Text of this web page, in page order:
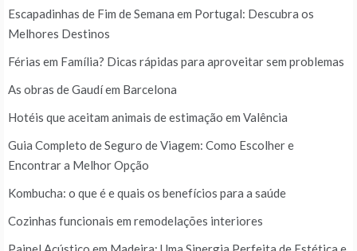
Escapadinhas de Fim de Semana em Portugal: Descubra os
Melhores Destinos
Férias em Família? Dicas rápidas para aproveitar sem problemas
As obras de Gaudí em Barcelona
Hotéis que aceitam animais de estimação em Valência
Guia Completo de Seguro de Viagem: Como Escolher e
Encontrar a Melhor Opção
Kombucha: o que é e quais os benefícios para a saúde
Cozinhas funcionais em remodelações interiores